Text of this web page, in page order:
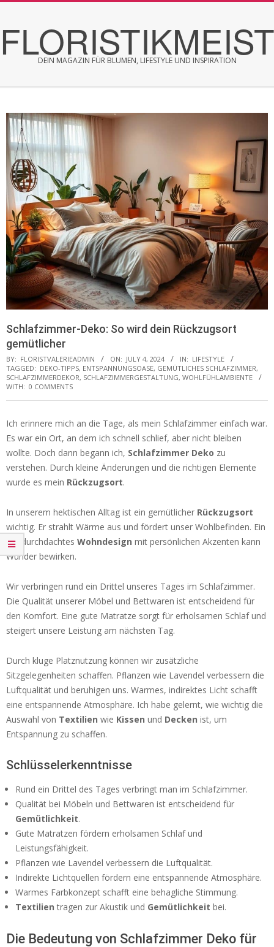
content
DEIN MAGAZIN FÜR BLUMEN, LIFESTYLE UND INSPIRATION
Menu
Schlafzimmer-Deko: So wird dein Rückzugsort
gemütlicher
BY: FLORISTVALERIEADMIN ON: JULY 4, 2024 IN: LIFESTYLE
TAGGED: DEKO-TIPPS, ENTSPANNUNGSOASE, GEMÜTLICHES SCHLAFZIMMER,
SCHLAFZIMMERDEKOR, SCHLAFZIMMERGESTALTUNG, WOHLFÜHLAMBIENTE
WITH: 0 COMMENTS
Ich erinnere mich an die Tage, als mein Schlafzimmer einfach war.
Es war ein Ort, an dem ich schnell schlief, aber nicht bleiben
wollte. Doch dann begann ich, Schlafzimmer Deko zu
verstehen. Durch kleine Änderungen und die richtigen Elemente
wurde es mein Rückzugsort.
In unserem hektischen Alltag ist ein gemütlicher Rückzugsort
wichtig. Er strahlt Wärme aus und fördert unser Wohlbefinden. Ein
gut durchdachtes Wohndesign mit persönlichen Akzenten kann
Wunder bewirken.
Wir verbringen rund ein Drittel unseres Tages im Schlafzimmer.
Die Qualität unserer Möbel und Bettwaren ist entscheidend für
den Komfort. Eine gute Matratze sorgt für erholsamen Schlaf und
steigert unsere Leistung am nächsten Tag.
Durch kluge Platznutzung können wir zusätzliche
Sitzgelegenheiten schaffen. Pflanzen wie Lavendel verbessern die
Luftqualität und beruhigen uns. Warmes, indirektes Licht schafft
eine entspannende Atmosphäre. Ich habe gelernt, wie wichtig die
Auswahl von Textilien wie Kissen und Decken ist, um
Entspannung zu schaffen.
Schlüsselerkenntnisse
Rund ein Drittel des Tages verbringt man im Schlafzimmer.
Qualität bei Möbeln und Bettwaren ist entscheidend für
Gemütlichkeit.
Gute Matratzen fördern erholsamen Schlaf und
Leistungsfähigkeit.
Pflanzen wie Lavendel verbessern die Luftqualität.
Indirekte Lichtquellen fördern eine entspannende Atmosphäre.
Warmes Farbkonzept schafft eine behagliche Stimmung.
Textilien tragen zur Akustik und Gemütlichkeit bei.
Die Bedeutung von Schlafzimmer Deko für